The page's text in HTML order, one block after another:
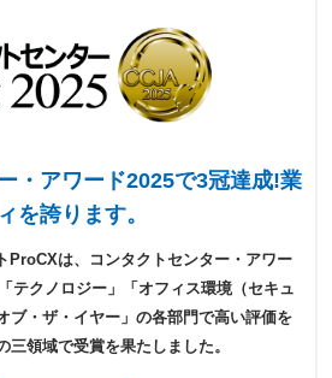
・アワード2025で3冠達成!業
を誇ります。
ProCXは、コンタクトセンター・アワー
テクノロジー」「オフィス環境（セキュ
ブ・ザ・イヤー」の各部門で高い評価を
領域で受賞を果たしました。